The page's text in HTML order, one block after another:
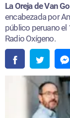
La Oreja de Van
encabezada por
público peruano el
Radio Oxígeno.